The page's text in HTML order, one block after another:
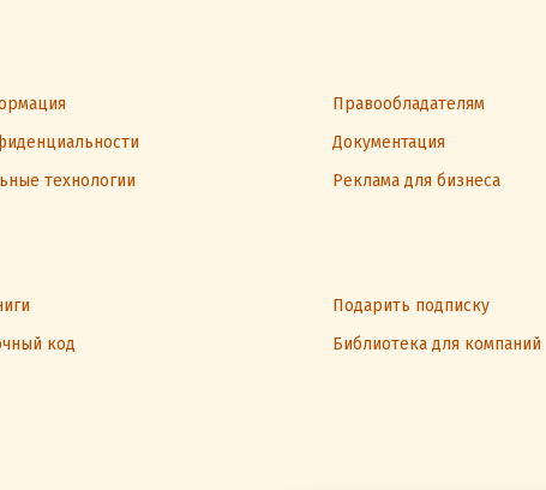
Правообладателям
Документация
технологии Реклама для бизнеса
Подарить подписку
код
Библиотека для компаний